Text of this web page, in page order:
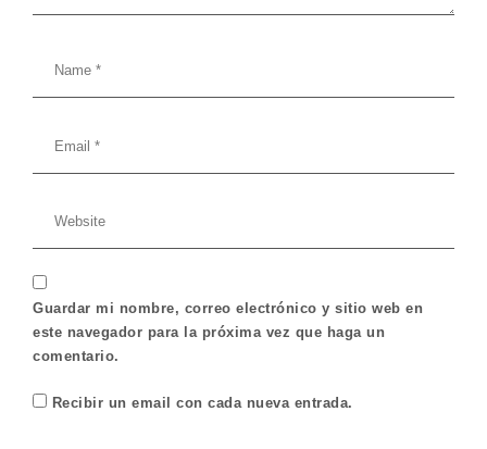
Guardar mi nombre, correo electrónico y sitio web en
este navegador para la próxima vez que haga un
comentario.
Recibir un email con cada nueva entrada.